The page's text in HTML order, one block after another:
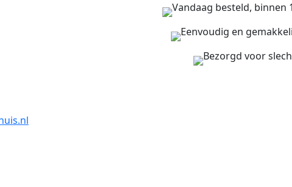
Vandaag besteld, binnen
Eenvoudig en
Bezorgd voor